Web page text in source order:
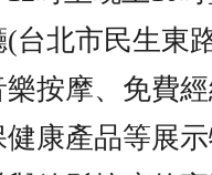
台北市民生東
按摩、免費
康產品等展